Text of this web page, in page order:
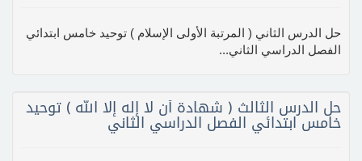
حل الدرس الثاني ( المرتبة الأولى الإسلام ) توحيد خامس ابتدائي
الفصل الدراسي الثاني...
حل الدرس الثالث ( شهادة أن لا إله إلا الله ) توحيد
خامس ابتدائي الفصل الدراسي الثاني